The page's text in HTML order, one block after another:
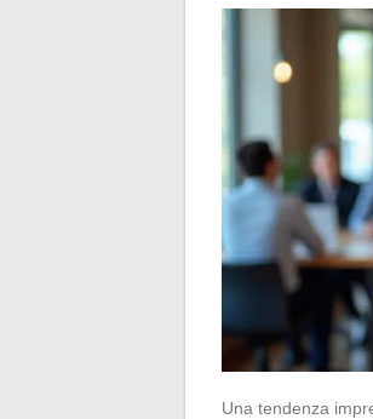
Una tendenza